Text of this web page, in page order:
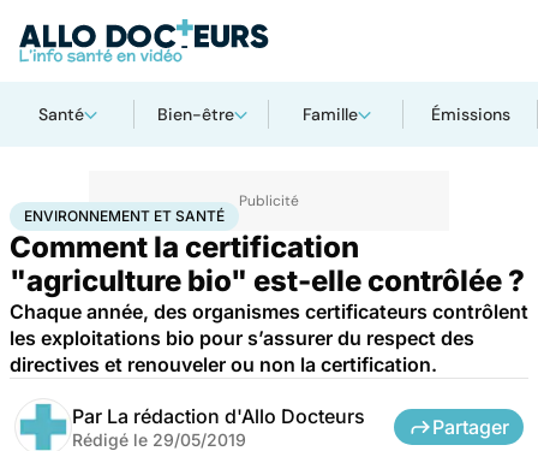
Santé Bien-être Famille Émissions
AccueilBien-êtreEnvironnement et santé
ENVIRONNEMENT ET SANTÉ
Comment la certification
"agriculture bio" est-elle contrôlée ?
Chaque année, des organismes certificateurs contrôlent
les exploitations bio pour s’assurer du respect des
directives et renouveler ou non la certification.
Par La rédaction d'Allo Docteurs
Rédigé le 29/05/2019
Partager